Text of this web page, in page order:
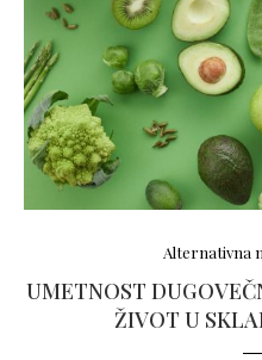
Alternativna
UMETNOST
ŽIVOT U